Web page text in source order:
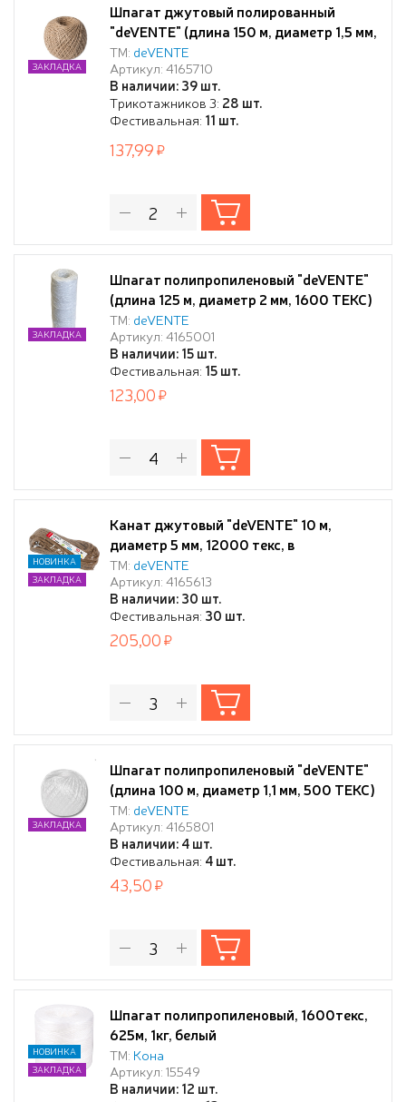
Шпагат джутовый полированный
"deVENTE" (длина 150 м, диаметр 1,5 мм,
1200 ТЕКС) в термоусадочной плёнке
ТМ: deVENTE
Артикул: 4165710
В наличии: 39 шт.
Трикотажников 3: 28 шт.
Фестивальная: 11 шт.
ЗАКЛАДКА
137,99
Шпагат полипропиленовый "deVENTE"
(длина 125 м, диаметр 2 мм, 1600 ТЕКС)
цвет белый, в термоусадочной плёнке
ТМ: deVENTE
Артикул: 4165001
В наличии: 15 шт.
Фестивальная: 15 шт.
ЗАКЛАДКА
123,00
Канат джутовый "deVENTE" 10 м,
диаметр 5 мм, 12000 текс, в
термоусадочной плёнке
ТМ: deVENTE
Артикул: 4165613
В наличии: 30 шт.
Фестивальная: 30 шт.
НОВИНКА
ЗАКЛАДКА
205,00
Шпагат полипропиленовый "deVENTE"
(длина 100 м, диаметр 1,1 мм, 500 ТЕКС)
в термоусадочной плёнке
ТМ: deVENTE
Артикул: 4165801
В наличии: 4 шт.
Фестивальная: 4 шт.
ЗАКЛАДКА
43,50
Шпагат полипропиленовый, 1600текс,
625м, 1кг, белый
ТМ: Кона
Артикул: 15549
В наличии: 12 шт.
НОВИНКА
ЗАКЛАДКА